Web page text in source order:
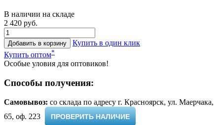
В наличии на складе
2 420 руб.
Добавить в корзину
Купить в один клик
Купить оптом*
Особые уловия для оптовиков!
Способы получения:
Самовывоз: cо склада по адресу г. Красноярск, ул. Маерчака,
65, оф. 223 ​
ПРОВЕРИТЬ НАЛИЧИЕ